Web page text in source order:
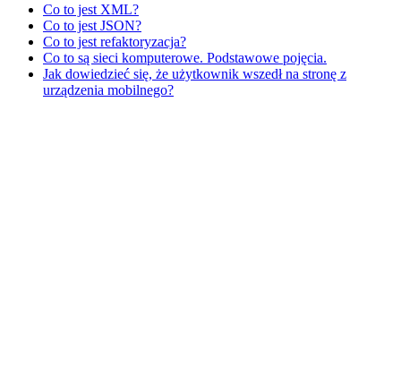
Co to jest XML?
Co to jest JSON?
Co to jest refaktoryzacja?
Co to są sieci komputerowe. Podstawowe pojęcia.
Jak dowiedzieć się, że użytkownik wszedł na stronę z
urządzenia mobilnego?